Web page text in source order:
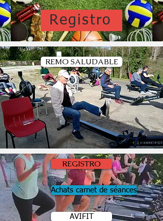
Registro
REMO SALUDABLE
REGISTRO
Achats carnet de séances
AVIFIT